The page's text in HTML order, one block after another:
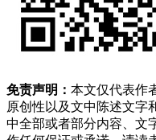
免责声明： 本文仅代表作
原创性以及文中陈述文字
中全部或者部分内容、文